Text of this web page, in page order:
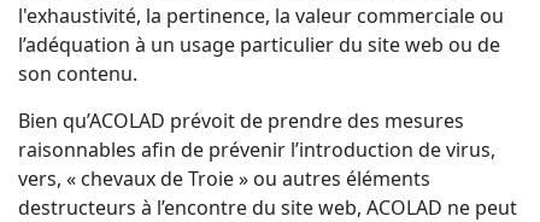
l'exhaustivité, la pertinence, la valeur commerciale ou
l’adéquation à un usage particulier du site web ou de
son contenu.
Bien qu’ACOLAD prévoit de prendre des mesures
raisonnables afin de prévenir l’introduction de virus,
vers, « chevaux de Troie » ou autres éléments
destructeurs à l’encontre du site web, ACOLAD ne peut